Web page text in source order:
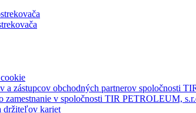
a zástupcov obchodných partnerov spoločnosti
zamestnanie v spoločnosti TIR PETROLEUM,
držiteľov kariet